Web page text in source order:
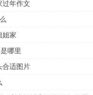
过年作文
姐家
哪里
合适图片